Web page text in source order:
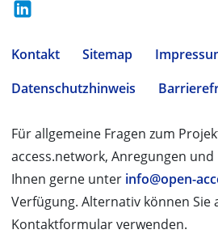
Kontakt Sitemap
Datenschutzhinweis
Für allgemeine Fragen zum
access.network, Anregungen
Ihnen gerne unter info@open-
Verfügung. Alternativ können Sie
Kontaktformular verwenden.